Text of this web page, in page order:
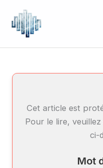
contenu
Cet article est
Pour le lire,
ci-
Mot